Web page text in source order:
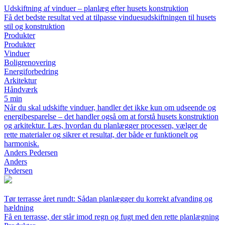
Udskiftning af vinduer – planlæg efter husets konstruktion
Få det bedste resultat ved at tilpasse vinduesudskiftningen til husets
stil og konstruktion
Produkter
Produkter
Vinduer
Boligrenovering
Energiforbedring
Arkitektur
Håndværk
5 min
Når du skal udskifte vinduer, handler det ikke kun om udseende og
energibesparelse – det handler også om at forstå husets konstruktion
og arkitektur. Læs, hvordan du planlægger processen, vælger de
rette materialer og sikrer et resultat, der både er funktionelt og
harmonisk.
Anders Pedersen
Anders
Pedersen
Tør terrasse året rundt: Sådan planlægger du korrekt afvanding og
hældning
Få en terrasse, der står imod regn og fugt med den rette planlægning